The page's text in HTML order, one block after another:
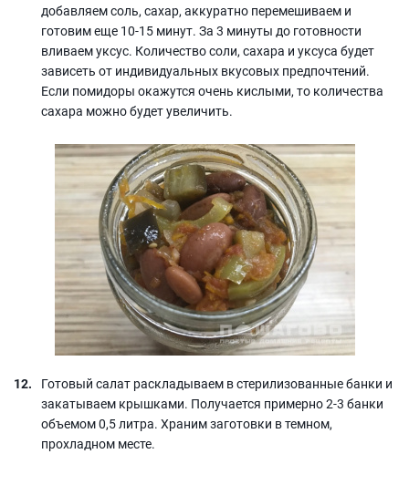
добавляем соль, сахар, аккуратно перемешиваем и
готовим еще 10-15 минут. За 3 минуты до готовности
вливаем уксус. Количество соли, сахара и уксуса будет
зависеть от индивидуальных вкусовых предпочтений.
Если помидоры окажутся очень кислыми, то количества
сахара можно будет увеличить.
Готовый салат раскладываем в стерилизованные банки и
закатываем крышками. Получается примерно 2-3 банки
объемом 0,5 литра. Храним заготовки в темном,
прохладном месте.